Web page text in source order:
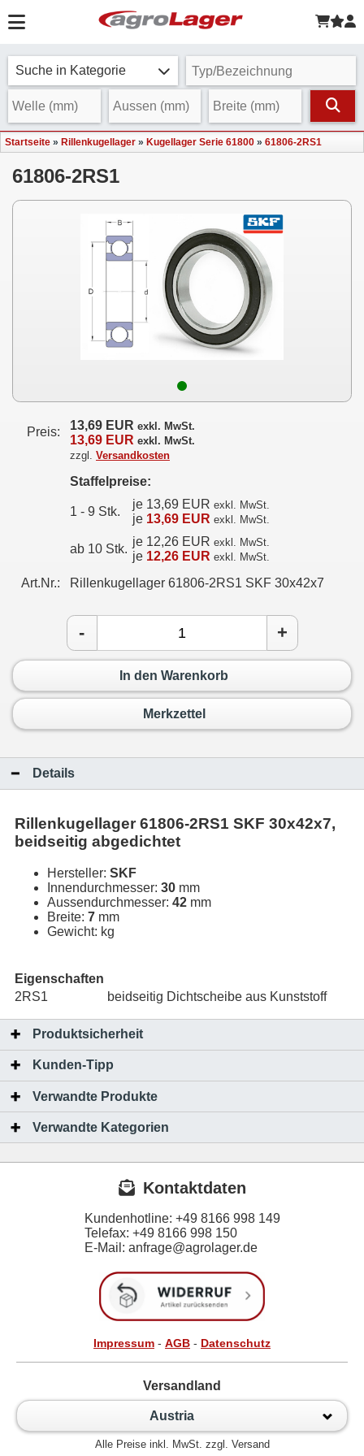
Suche in Kategorie
Startseite » Rillenkugellager » Kugellager Serie 61800 » 61806-2RS1
61806-2RS1
Preis: 13,69 EUR exkl. MwSt.
13,69 EUR exkl. MwSt.
zzgl. Versandkosten
Staffelpreise:
1 - 9 Stk.
je 13,69 EUR exkl. MwSt.
je 13,69 EUR exkl. MwSt.
ab 10 Stk.
je 12,26 EUR exkl. MwSt.
je 12,26 EUR exkl. MwSt.
Art.Nr.: Rillenkugellager 61806-2RS1 SKF 30x42x7
- +
In den Warenkorb
Merkzettel
Details
Rillenkugellager 61806-2RS1 SKF 30x42x7,
beidseitig abgedichtet
Hersteller: SKF
Innendurchmesser: 30 mm
Aussendurchmesser: 42 mm
Breite: 7 mm
Gewicht: kg
Eigenschaften
2RS1
beidseitig Dichtscheibe aus Kunststoff
Produktsicherheit
Kunden-Tipp
Verwandte Produkte
Verwandte Kategorien
Kontaktdaten
Kundenhotline: +49 8166 998 149
Telefax: +49 8166 998 150
E-Mail: anfrage@agrolager.de
Impressum - AGB - Datenschutz
Versandland
Austria
Alle Preise inkl. MwSt. zzgl. Versand